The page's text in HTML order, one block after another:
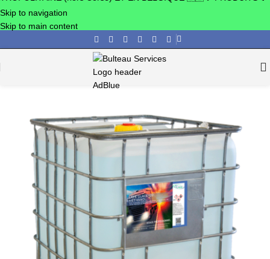
Skip to navigation
Skip to main content